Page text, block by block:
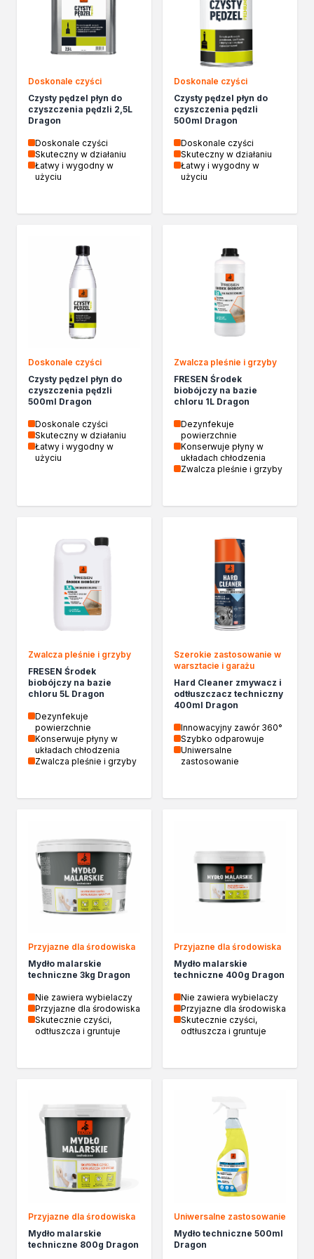
Izolacje i impregnaty budowlane
Folie w płynie
Impregnaty specjalistyczne
Impregnaty do drewna konstrukcyjnego
Grunty
Środki bioochronne
Masy szpachlowe budowlane
Środki czyszczące
Malowanie, ochrona i dekoracja
Bejce
Masy szpachlowe do drewna
Lakiery dekoracyjne
Żywica epoksydowa
Farby żaroodporne
Chemia gospodarcza
Odkamieniacze
Preparaty udrażniające
Środki czyszczące
Chemia motoryzacyjna
Żywice
Zmywacze
Produkty do reperacji nadwozi
Szpachlówki
Paliwa specjalistyczne
Klejenie i uszczelnianie
Kleje naprawcze
Kleje specjalistyczne
Kleje do drewna
Kleje do podłóg
Akryle
Silikony
Piany
Pozostałe
Czyszczenie i rozcieńczanie
Rozcieńczalniki ogólnego stosowania
Rozcieńczalniki specjalistyczne
Chemia gospodarcza
Ochrona i dekoracja
Bejce
Lakierobejce
Farby w aerozolu
Impregnaty dekoracyjny do drewna
Żywica epoksydowa
Impregnaty specjalistyczne
Impregnaty do drewna konstrukcyjnego
Remont
Grunty
Folie w płynie
Akryle
Impregnaty specjalistyczne
Impregnaty do drewna konstrukcyjnego
Impregnaty dekoracyjny do drewna
Projekty DIY
Żywice
Domowe porządki
Motoryzacja i reperacja
Artykuły sezonowe
Doskonale czyści
Czysty pędzel płyn do
czyszczenia pędzli 2,5L
Dragon
Doskonale czyści
Skuteczny w działaniu
Łatwy i wygodny w
użyciu
Doskonale czyści
Czysty pędzel płyn do
czyszczenia pędzli
500ml Dragon
Doskonale czyści
Skuteczny w działaniu
Łatwy i wygodny w
użyciu
Doskonale czyści
Czysty pędzel płyn do
czyszczenia pędzli
500ml Dragon
Doskonale czyści
Skuteczny w działaniu
Łatwy i wygodny w
użyciu
Zwalcza pleśnie i grzyby
FRESEN Środek
biobójczy na bazie
chloru 1L Dragon
Dezynfekuje
powierzchnie
Konserwuje płyny w
układach chłodzenia
Zwalcza pleśnie i grzyby
Zwalcza pleśnie i grzyby
FRESEN Środek
biobójczy na bazie
chloru 5L Dragon
Dezynfekuje
powierzchnie
Konserwuje płyny w
układach chłodzenia
Zwalcza pleśnie i grzyby
Szerokie zastosowanie w
warsztacie i garażu
Hard Cleaner zmywacz i
odtłuszczacz techniczny
400ml Dragon
Innowacyjny zawór 360°
Szybko odparowuje
Uniwersalne
zastosowanie
Przyjazne dla środowiska
Mydło malarskie
techniczne 3kg Dragon
Nie zawiera wybielaczy
Przyjazne dla środowiska
Skutecznie czyści,
odtłuszcza i gruntuje
Przyjazne dla środowiska
Mydło malarskie
techniczne 400g Dragon
Nie zawiera wybielaczy
Przyjazne dla środowiska
Skutecznie czyści,
odtłuszcza i gruntuje
Przyjazne dla środowiska
Mydło malarskie
techniczne 800g Dragon
Uniwersalne zastosowanie
Mydło techniczne 500ml
Dragon